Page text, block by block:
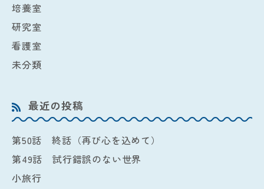
培養室
研究室
看護室
未分類
最近の投稿
第50話 終話（再び心を込めて）
第49話 試行錯誤のない世界
小旅行